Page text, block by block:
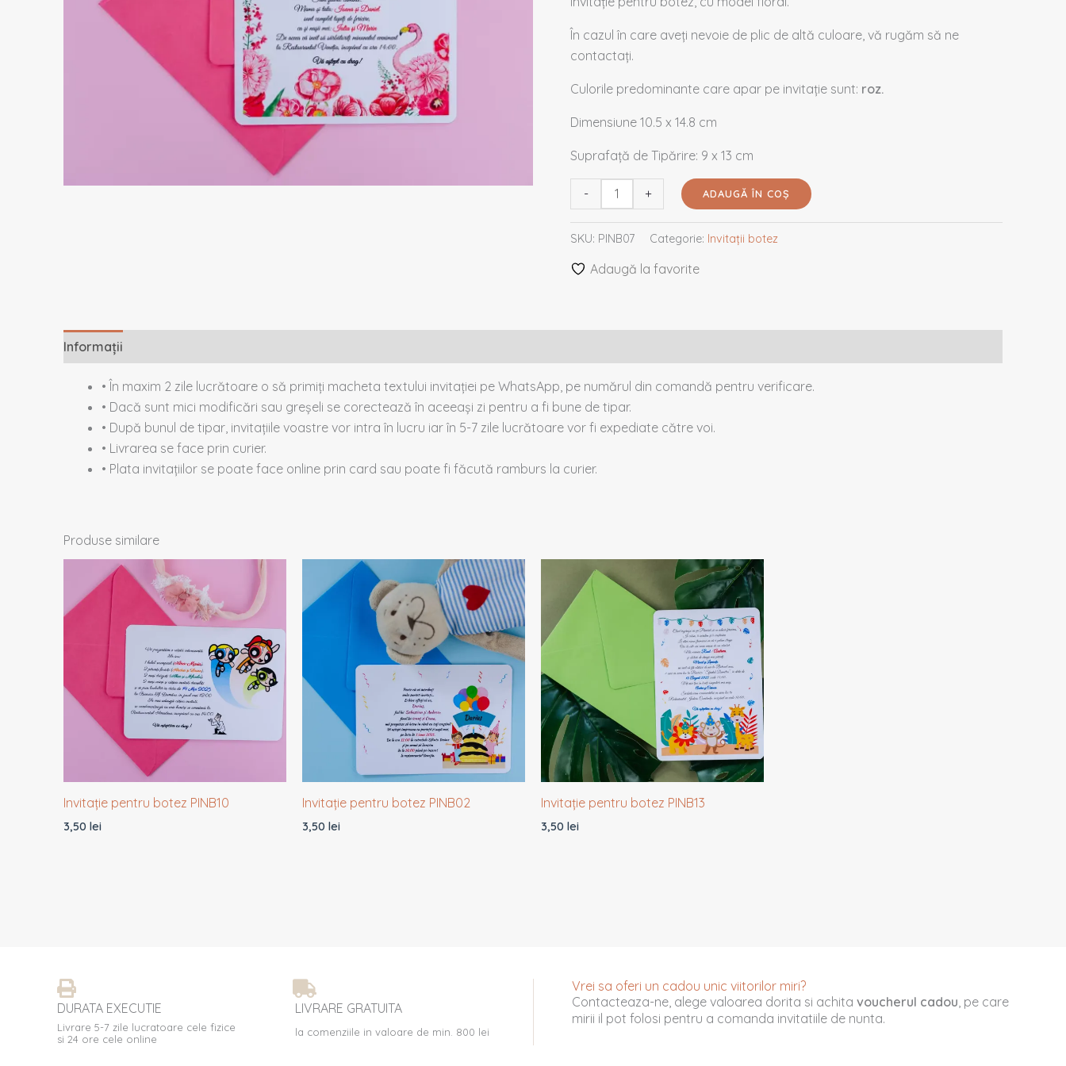
În cazul în care aveți nevoie de plic de altă culoare, vă rugăm să ne
contactați.
Culorile predominante care apar pe invitație sunt: roz.
Dimensiune 10.5 x 14.8 cm
Suprafață de Tipărire: 9 x 13 cm
- + ADAUGĂ ÎN COȘ
SKU: PINB07 Categorie: Invitații botez
Adaugă la favorite
Informații
• În maxim 2 zile lucrătoare o să primiți macheta textului invitației pe WhatsApp, pe numărul din comandă pentru verificare.
• Dacă sunt mici modificări sau greșeli se corectează în aceeași zi pentru a fi bune de tipar.
• După bunul de tipar, invitațiile voastre vor intra în lucru iar în 5-7 zile lucrătoare vor fi expediate către voi.
• Livrarea se face prin curier.
• Plata invitațiilor se poate face online prin card sau poate fi făcută ramburs la curier.
Produse similare
Invitație pentru botez PINB10
3,50 lei
Invitație pentru botez PINB02
3,50 lei
Invitație pentru botez PINB13
3,50 lei
DURATA EXECUTIE
Livrare 5-7 zile lucratoare cele fizice
si 24 ore cele online
LIVRARE GRATUITA
la comenziile in valoare de min. 800 lei
Vrei sa oferi un cadou unic viitorilor miri?
Contacteaza-ne, alege valoarea dorita si achita voucherul cadou , pe care
mirii il pot folosi pentru a comanda invitatiile de nunta.